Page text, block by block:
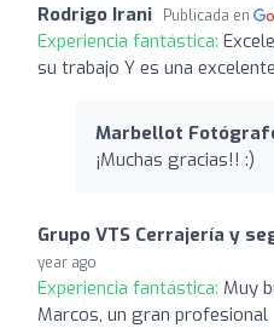
Rodrigo Irani Publicada en
Experiencia fantástica:
su trabajo Y es una
Marbellot
¡Muchas gracias!! :)
Grupo VTS Cerrajería y
year ago
Experiencia fantástica: Muy
Marcos, un gran profesional